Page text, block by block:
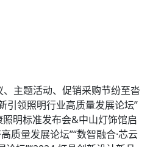
主题活动、促销采购节纷至沓
引领照明行业高质量发展论坛”
照明标准发布会&中山灯饰馆启
质量发展论坛”“数智融合·芯云